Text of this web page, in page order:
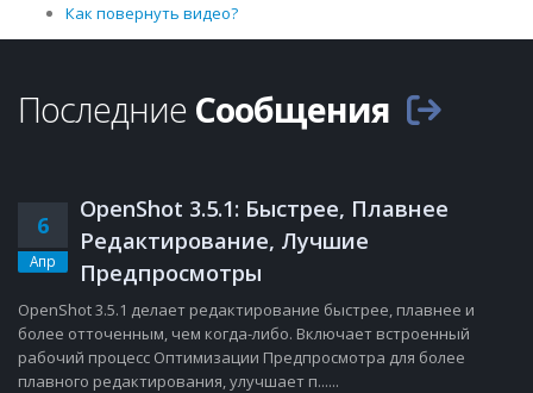
Как повернуть видео?
Последние Сообщения
6
Апр
OpenShot 3.5.1: Быстрее, Плавнее
Редактирование, Лучшие
Предпросмотры
OpenShot 3.5.1 делает редактирование быстрее, плавнее и
более отточенным, чем когда-либо. Включает встроенный
рабочий процесс Оптимизации Предпросмотра для более
плавного редактирования, улучшает п......